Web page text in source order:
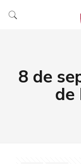
8 de
de